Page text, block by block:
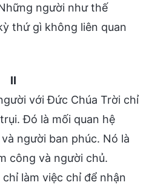
người như thế
thứ gì không liên quan
II
với Đức Chúa Trời chỉ
Đó là mối quan hệ
người ban phúc. Nó là
công và người chủ.
làm việc chỉ để nhận